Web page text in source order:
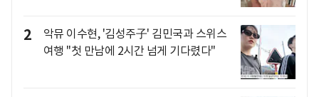
2
악뮤 이수현, '김성주子' 김민국과 스위스
여행 "첫 만남에 2시간 넘게 기다렸다"